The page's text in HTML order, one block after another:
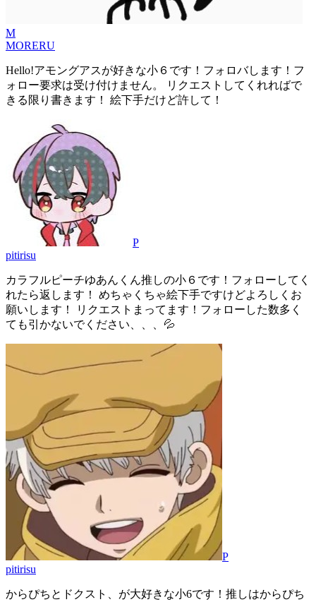
M
MORERU
Hello!アモングアスが好きな小６です！フォロバします！フ
ォロー要求は受け付けません。 リクエストしてくれればで
きる限り書きます！ 絵下手だけど許して！
P
pitirisu
カラフルピーチゆあんくん推しの小６です！フォローしてく
れたら返します！ めちゃくちゃ絵下手ですけどよろしくお
願いします！ リクエストまってます！フォローした数多く
ても引かないでください、、、💦
P
pitirisu
からぴちとドクスト、が大好きな小6です！推しはからぴち